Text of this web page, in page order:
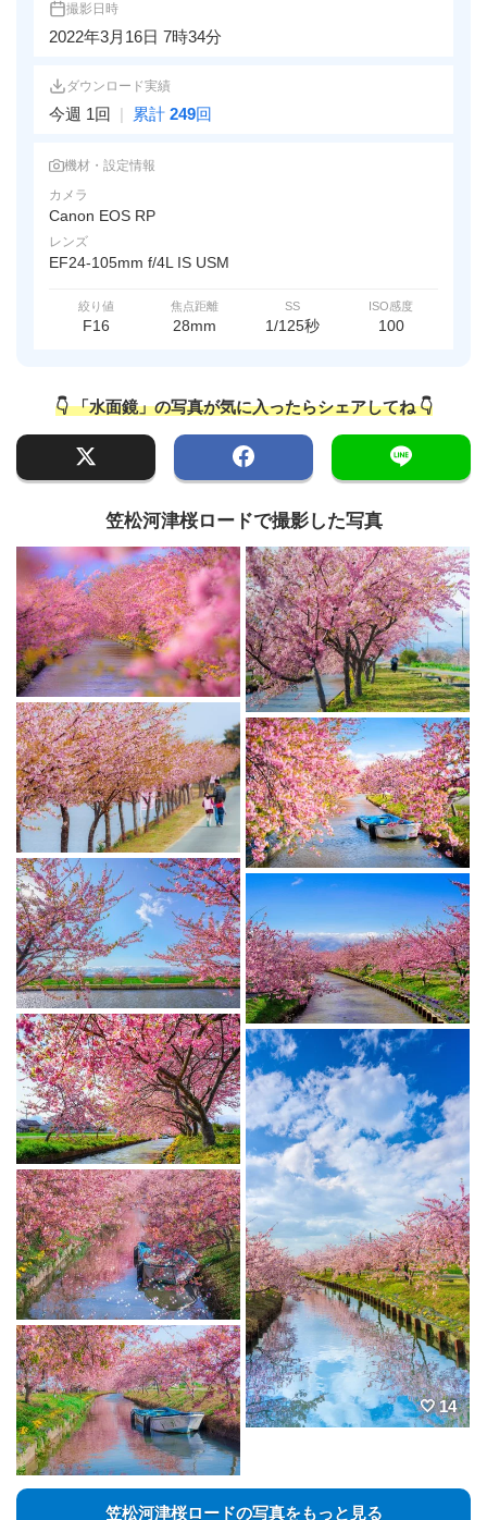
撮影日時
2022年3月16日 7時34分
ダウンロード実績
今週 1回 | 累計 249回
機材・設定情報
カメラ
Canon EOS RP
レンズ
EF24-105mm f/4L IS USM
絞り値
F16
焦点距離
28mm
SS
1/125秒
ISO感度
100
👇 「水面鏡」の写真が気に入ったらシェアしてね 👇
笠松河津桜ロードで撮影した写真
14
笠松河津桜ロードの写真をもっと見る